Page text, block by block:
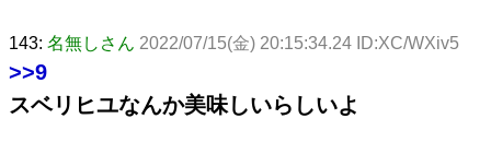
143: 名無しさん 2022/07/15(金) 20:15:34.24 ID:XC/WXiv5
>>9
スベリヒユなんか美味しいらしいよ